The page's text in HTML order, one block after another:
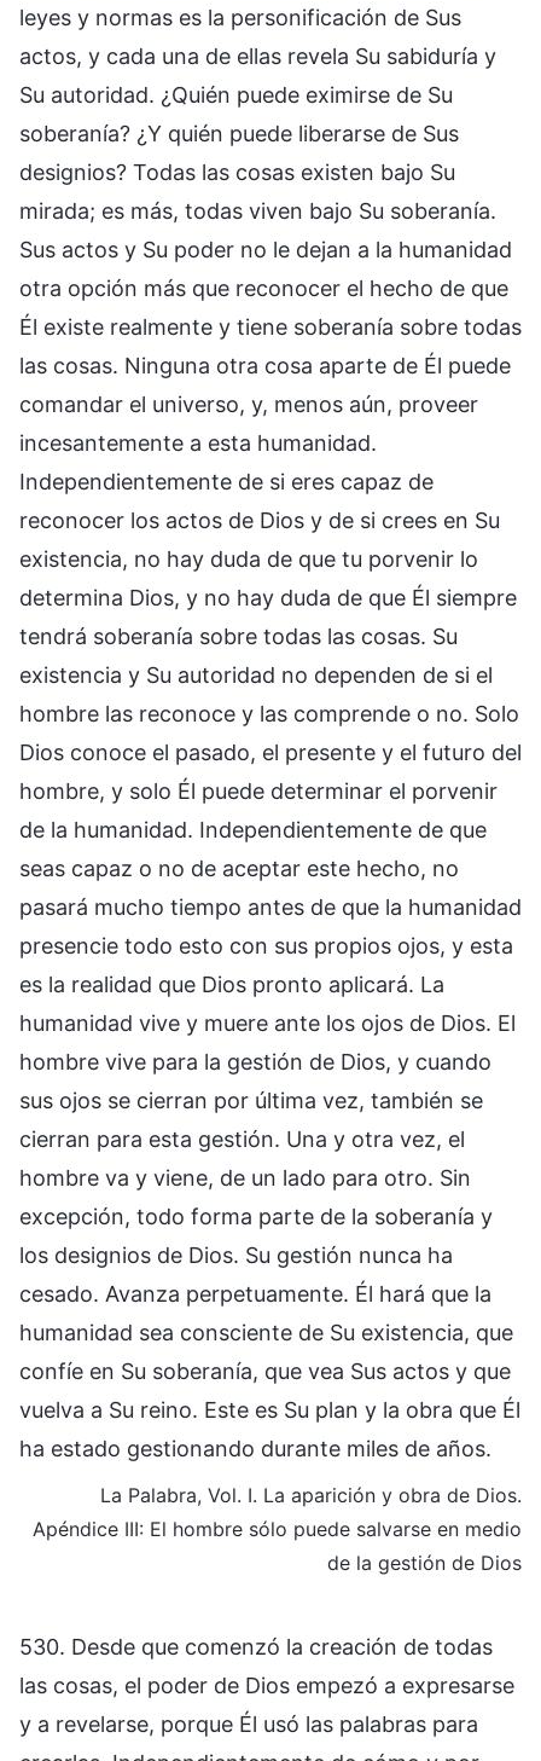
leyes y normas es la personificación de Sus
actos, y cada una de ellas revela Su sabiduría y
Su autoridad. ¿Quién puede eximirse de Su
soberanía? ¿Y quién puede liberarse de Sus
designios? Todas las cosas existen bajo Su
mirada; es más, todas viven bajo Su soberanía.
Sus actos y Su poder no le dejan a la humanidad
otra opción más que reconocer el hecho de que
Él existe realmente y tiene soberanía sobre todas
las cosas. Ninguna otra cosa aparte de Él puede
comandar el universo, y, menos aún, proveer
incesantemente a esta humanidad.
Independientemente de si eres capaz de
reconocer los actos de Dios y de si crees en Su
existencia, no hay duda de que tu porvenir lo
determina Dios, y no hay duda de que Él siempre
tendrá soberanía sobre todas las cosas. Su
existencia y Su autoridad no dependen de si el
hombre las reconoce y las comprende o no. Solo
Dios conoce el pasado, el presente y el futuro del
hombre, y solo Él puede determinar el porvenir
de la humanidad. Independientemente de que
seas capaz o no de aceptar este hecho, no
pasará mucho tiempo antes de que la humanidad
presencie todo esto con sus propios ojos, y esta
es la realidad que Dios pronto aplicará. La
humanidad vive y muere ante los ojos de Dios. El
hombre vive para la gestión de Dios, y cuando
sus ojos se cierran por última vez, también se
cierran para esta gestión. Una y otra vez, el
hombre va y viene, de un lado para otro. Sin
excepción, todo forma parte de la soberanía y
los designios de Dios. Su gestión nunca ha
cesado. Avanza perpetuamente. Él hará que la
humanidad sea consciente de Su existencia, que
confíe en Su soberanía, que vea Sus actos y que
vuelva a Su reino. Este es Su plan y la obra que Él
ha estado gestionando durante miles de años.
La Palabra, Vol. I. La aparición y obra de Dios.
Apéndice III: El hombre sólo puede salvarse en medio
de la gestión de Dios
530. Desde que comenzó la creación de todas
las cosas, el poder de Dios empezó a expresarse
y a revelarse, porque Él usó las palabras para